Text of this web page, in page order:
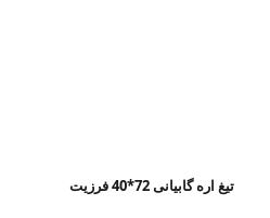
تیغ اره گابیانی 72*40 فرزیت